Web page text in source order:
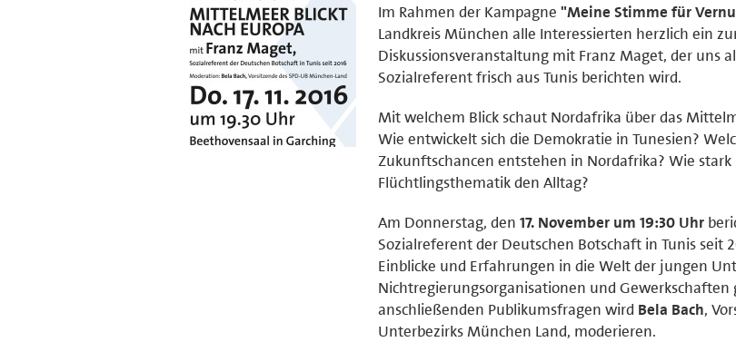
Im Rahmen der Kampagne "Meine Stimme für
Landkreis München alle Interessierten herzlich ein
Diskussionsveranstaltung mit Franz Maget, der uns
Sozialreferent frisch aus Tunis berichten wird.
Mit welchem Blick schaut Nordafrika über das
Wie entwickelt sich die Demokratie in Tunesien?
Zukunftschancen entstehen in Nordafrika? Wie stark
Flüchtlingsthematik den Alltag?
Am Donnerstag, den 17. November um 19:30 Uhr
Sozialreferent der Deutschen Botschaft in Tunis seit
Einblicke und Erfahrungen in die Welt der jungen
Nichtregierungsorganisationen und Gewerkschaften
anschließenden Publikumsfragen wird Bela Bach,
Unterbezirks München Land, moderieren.